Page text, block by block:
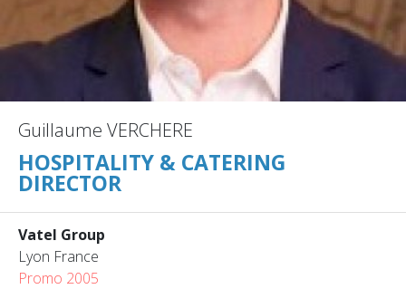
Guillaume VERCHERE
HOSPITALITY & CATERING
DIRECTOR
Vatel Group
Lyon France
Promo 2005